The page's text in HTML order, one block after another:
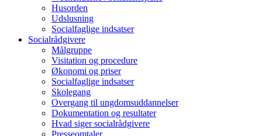
Husorden
Udslusning
Socialfaglige indsatser
Socialrådgivere
Målgruppe
Visitation og procedure
Økonomi og priser
Socialfaglige indsatser
Skolegang
Overgang til ungdomsuddannelser
Dokumentation og resultater
Hvad siger socialrådgivere
Presseomtaler